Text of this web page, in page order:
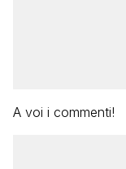
A voi i commenti!